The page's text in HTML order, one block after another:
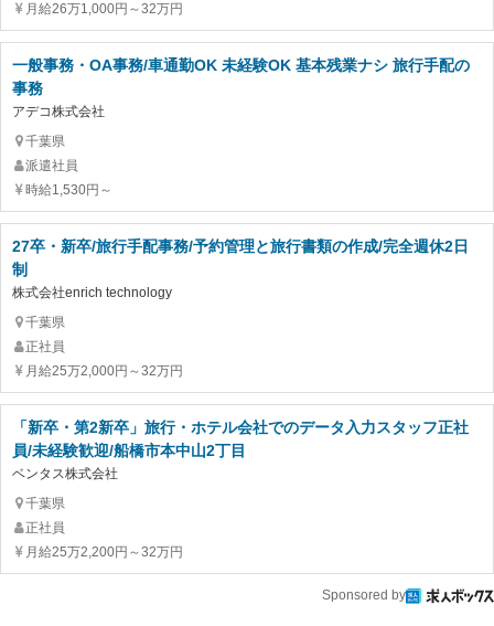
月給26万1,000円～32万円
一般事務・OA事務/車通勤OK 未経験OK 基本残業ナシ 旅行手配の
事務
アデコ株式会社
千葉県
派遣社員
時給1,530円～
27卒・新卒/旅行手配事務/予約管理と旅行書類の作成/完全週休2日
制
株式会社enrich technology
千葉県
正社員
月給25万2,000円～32万円
「新卒・第2新卒」旅行・ホテル会社でのデータ入力スタッフ正社
員/未経験歓迎/船橋市本中山2丁目
ベンタス株式会社
千葉県
正社員
月給25万2,200円～32万円
Sponsored by